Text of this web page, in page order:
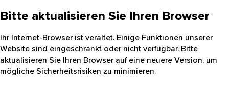
Bitte aktualisieren Sie Ihren Browser
Ihr Internet-Browser ist veraltet. Einige Funktionen unserer
Website sind eingeschränkt oder nicht verfügbar. Bitte
aktualisieren Sie Ihren Browser auf eine neuere Version, um
mögliche Sicherheitsrisiken zu minimieren.